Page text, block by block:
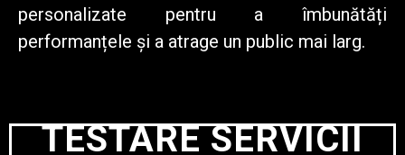
personalizate pentru a îmbunătăți
performanțele și a atrage un public mai larg.
TESTARE SERVICII